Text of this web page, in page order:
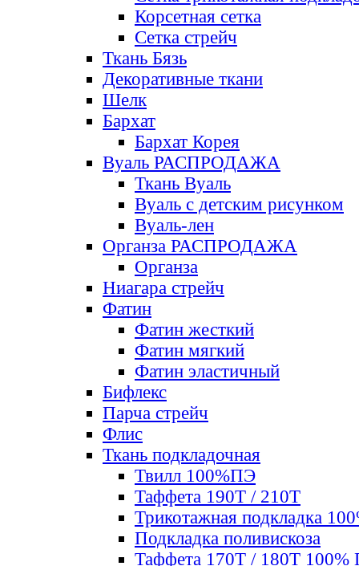
Корсетная сетка
Сетка стрейч
Ткань Бязь
Декоративные ткани
Шелк
Бархат
Бархат Корея
Вуаль РАСПРОДАЖА
Ткань Вуаль
Вуаль с детским рисунком
Вуаль-лен
Органза РАСПРОДАЖА
Органза
Ниагара стрейч
Фатин
Фатин жесткий
Фатин мягкий
Фатин элаcтичный
Бифлекс
Парча стрейч
Флис
Ткань подкладочная
Твилл 100%ПЭ
Таффета 190Т / 210Т
Трикотажная подкладка
Подкладка поливискоза
Таффета 170Т / 180Т 100%